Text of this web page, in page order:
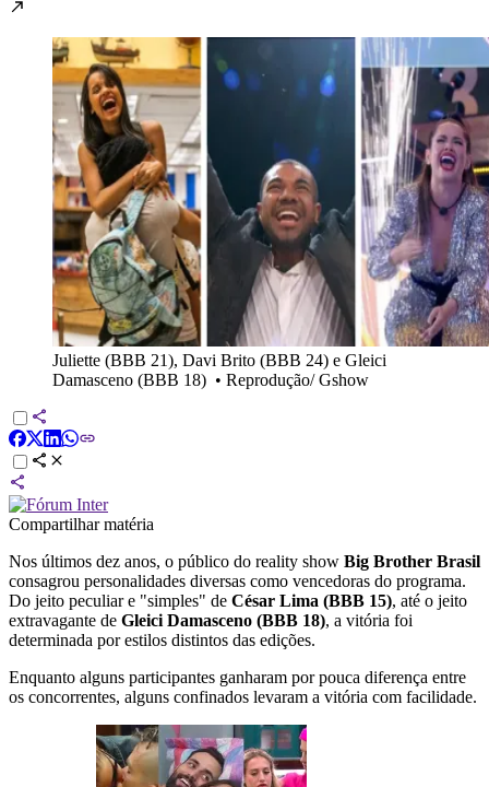
Juliette (BBB 21), Davi Brito (BBB 24) e Gleici
Damasceno (BBB 18) • Reprodução/ Gshow
Compartilhar matéria
Nos últimos dez anos, o público do reality show Big Brother Brasil
consagrou personalidades diversas como vencedoras do programa.
Do jeito peculiar e "simples" de César Lima (BBB 15), até o jeito
extravagante de Gleici Damasceno (BBB 18), a vitória foi
determinada por estilos distintos das edições.
Enquanto alguns participantes ganharam por pouca diferença entre
os concorrentes, alguns confinados levaram a vitória com facilidade.